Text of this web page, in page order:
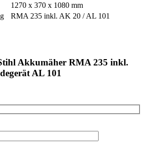
1270 x 370 x 1080 mm
RMA 235 inkl. AK 20 / AL 101
Akkumäher RMA 235 inkl.
AL 101